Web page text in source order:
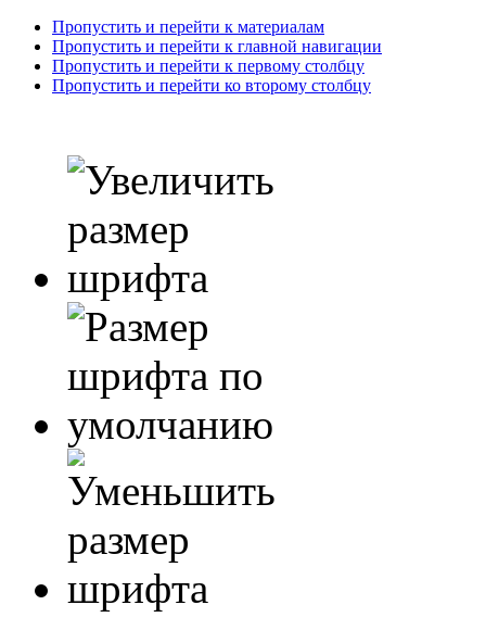
Пропустить и перейти к материалам
Пропустить и перейти к главной навигации
Пропустить и перейти к первому столбцу
Пропустить и перейти ко второму столбцу